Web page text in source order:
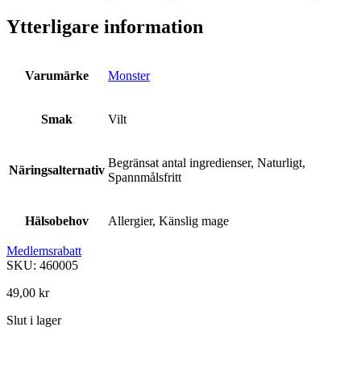
Ytterligare information
Varumärke Monster
Smak Vilt
Näringsalternativ
Begränsat antal ingredienser, Naturligt,
Spannmålsfritt
Hälsobehov Allergier, Känslig mage
Medlemsrabatt
SKU: 460005
49,00 kr
Slut i lager